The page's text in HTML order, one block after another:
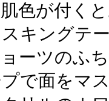
色が付く
キングテ
ーツのふ
で面をマ